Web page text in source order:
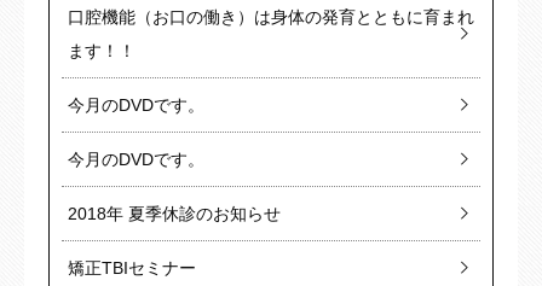
口腔機能（お口の働き）は身体の発育とともに育まれ
ます！！
今月のDVDです。
今月のDVDです。
2018年 夏季休診のお知らせ
矯正TBIセミナー